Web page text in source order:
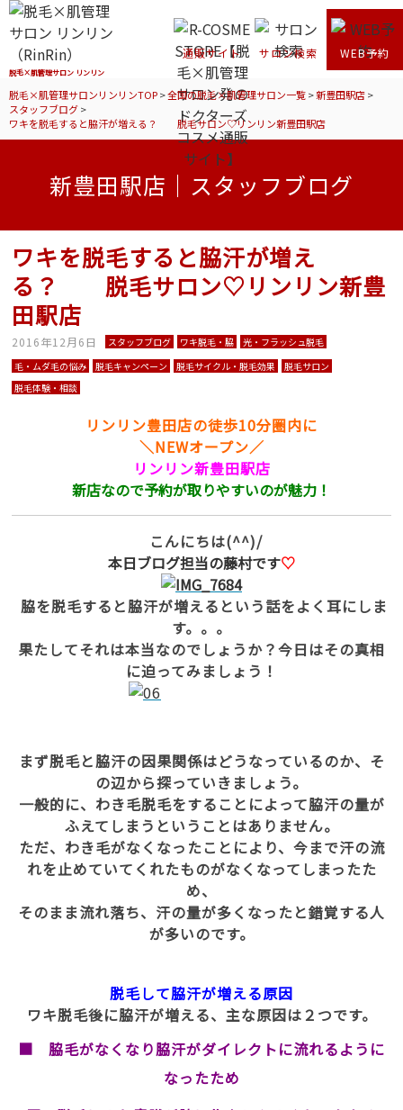
脱毛×肌管理サロン リンリン
通販サイト サロン検索 WEB予約
脱毛×肌管理サロンリンリンTOP>全国の脱毛×肌管理サロン一覧>新豊田駅店>
スタッフブログ>
ワキを脱毛すると脇汗が増える？ 脱毛サロン♡リンリン新豊田駅店
新豊田駅店｜スタッフブログ
ワキを脱毛すると脇汗が増え
る？ 脱毛サロン♡リンリン新豊
田駅店
2016年12月6日 スタッフブログ ワキ脱毛・脇
光・フラッシュ脱毛
毛・ムダ毛の悩み
脱毛キャンペーン 脱毛サイクル・脱毛効果
脱毛サロン
脱毛体験・相談
リンリン豊田店の徒歩10分圏内に
＼NEWオープン／
リンリン新豊田駅店
新店なので予約が取りやすいのが魅力！
こんにちは(^^)/
本日ブログ担当の藤村です♡
脇を脱毛すると脇汗が増えるという話をよく耳にしま
す。。。
果たしてそれは本当なのでしょうか？今日はその真相
に迫ってみましょう！
まず脱毛と脇汗の因果関係はどうなっているのか、そ
の辺から探っていきましょう。
一般的に、わき毛脱毛をすることによって脇汗の量が
ふえてしまうということはありません。
ただ、わき毛がなくなったことにより、今まで汗の流
れを止めていてくれたものがなくなってしまったた
め、
そのまま流れ落ち、汗の量が多くなったと錯覚する人
が多いのです。
脱毛して脇汗が増える原因
ワキ脱毛後に脇汗が増える、主な原因は２つです。
■ 脇毛がなくなり脇汗がダイレクトに流れるように
なったため